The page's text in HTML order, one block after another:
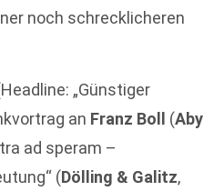
noch schrecklicheren
„Günstiger
an Franz Boll (Aby
ad speram –
(Dölling & Galitz,